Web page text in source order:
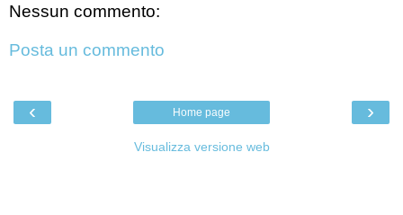
Nessun commento:
Posta un commento
‹ ›
Home page
Visualizza versione web